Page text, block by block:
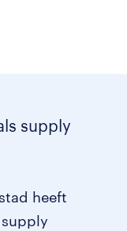
supply
heeft